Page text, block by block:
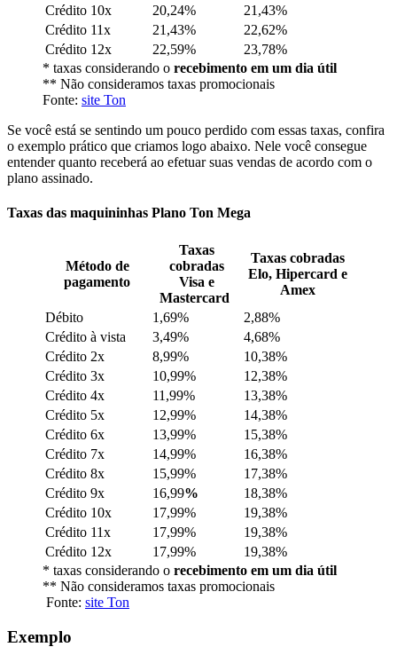
Crédito 10x
20,24%
21,43%
Crédito 11x
21,43%
22,62%
Crédito 12x
22,59%
23,78%
* taxas considerando o recebimento em um dia útil
** Não consideramos taxas promocionais
Fonte: site Ton
Se você está se sentindo um pouco perdido com essas taxas, confira
o exemplo prático que criamos logo abaixo. Nele você consegue
entender quanto receberá ao efetuar suas vendas de acordo com o
plano assinado.
Taxas das maquininhas Plano Ton Mega
Método de
pagamento
Taxas
cobradas
Visa e
Mastercard
Taxas cobradas
Elo, Hipercard e
Amex
Débito
1,69%
2,88%
Crédito à vista
3,49%
4,68%
Crédito 2x
8,99%
10,38%
Crédito 3x
10,99%
12,38%
Crédito 4x
11,99%
13,38%
Crédito 5x
12,99%
14,38%
Crédito 6x
13,99%
15,38%
Crédito 7x
14,99%
16,38%
Crédito 8x
15,99%
17,38%
Crédito 9x
16,99%
18,38%
Crédito 10x
17,99%
19,38%
Crédito 11x
17,99%
19,38%
Crédito 12x
17,99%
19,38%
* taxas considerando o recebimento em um dia útil
** Não consideramos taxas promocionais
Fonte: site Ton
Exemplo